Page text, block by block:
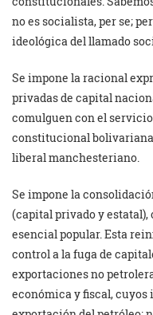
no es socialista, per se;
ideológica del llamado
Se impone la racional
privadas de capital
comulguen con el
constitucional
liberal manchesteriano.
Se impone la
(capital privado y
esencial popular. Esta
control a la fuga de
exportaciones no
económica y fiscal, cuyos